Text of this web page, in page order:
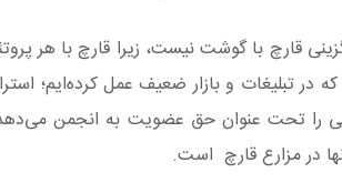
قارچ با گوشت نیست، زیرا قارچ با هر
در تبلیغات و بازار ضعیف عمل کرده‌ایم؛
را تحت عنوان حق عضویت به انجمن
در مزارع قارچ است.